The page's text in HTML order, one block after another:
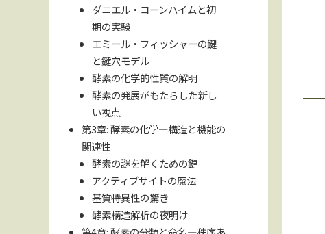
ダニエル・コーンハイムと初
期の実験
エミール・フィッシャーの鍵
と鍵穴モデル
酵素の化学的性質の解明
酵素の発展がもたらした新し
い視点
第3章: 酵素の化学—構造と機能の
関連性
酵素の謎を解くための鍵
アクティブサイトの魔法
基質特異性の驚き
酵素構造解析の夜明け